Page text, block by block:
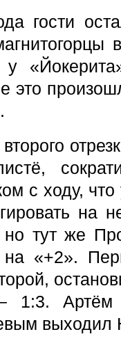
гости
у
это
с ходу,
на
но тут же
на «+2».
1:3.
выходил